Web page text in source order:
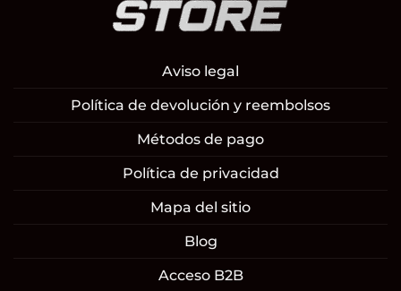
Aviso legal
Política de devolución y reembolsos
Métodos de pago
Política de privacidad
Mapa del sitio
Blog
Acceso B2B